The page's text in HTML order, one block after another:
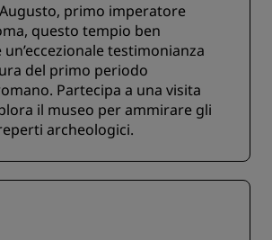
primo imperatore
questo tempio ben
testimonianza
del primo periodo
Partecipa a una visita
il museo per ammirare gli
archeologici.